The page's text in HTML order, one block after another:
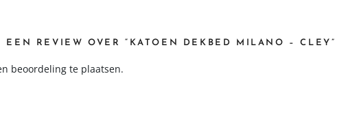
EEN REVIEW OVER “KATOEN DEKBED MILANO – CLEY”
beoordeling te plaatsen.